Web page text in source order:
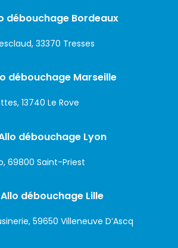
débouchage Bordeaux
33370 Tresses
débouchage Marseille
13740 Le Rove
débouchage Lyon
69800 Saint-Priest
Allo débouchage Lille
59650 Villeneuve D’Ascq